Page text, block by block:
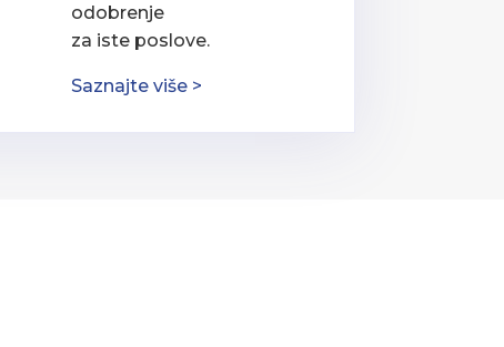
odobrenje
za iste poslove.
Saznajte više >